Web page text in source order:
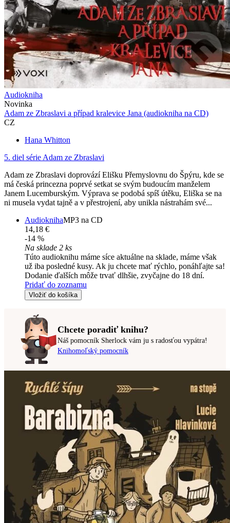
Audiokniha
Novinka
Adam ze Zbraslavi a případ kralevice Jana (audiokniha na CD)
CZ
Hana Whitton
5. diel série Adam ze Zbraslavi
Adam ze Zbraslavi doprovází Elišku Přemyslovnu do Špýru, kde se
má česká princezna poprvé setkat se svým budoucím manželem
Janem Lucemburským. Výprava se podobá spíš útěku, Eliška se na
ni musela vydat tajně a v přestrojení, aby unikla nástrahám své...
AudioknihaMP3 na CD
14,18 €
-14 %
Na sklade 2 ks
Túto audioknihu máme síce aktuálne na sklade, máme však
už iba posledné kusy. Ak ju chcete mať rýchlo, ponáhľajte sa!
Dodanie ďalších môže trvať dlhšie, zvyčajne do 18 dní.
Pridať do zoznamu
Vložiť do košíka
Chcete poradiť knihu?
Náš pomocník Sherlock vám ju s radosťou vypátra!
Knihomoľský pomocník